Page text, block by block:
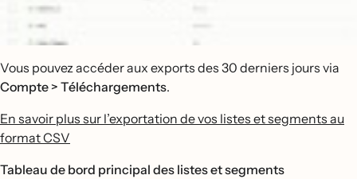
Vous pouvez accéder aux exports des 30 derniers jours via
Compte > Téléchargements.
En savoir plus sur l’exportation de vos listes et segments au
format CSV
Tableau de bord principal des listes et segments